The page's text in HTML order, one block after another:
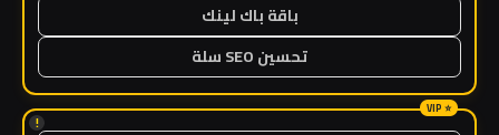
باقة باك لينك
تحسين SEO سلة
!